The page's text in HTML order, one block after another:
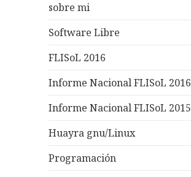
sobre mi
Software Libre
FLISoL 2016
Informe Nacional FLISoL 2016
Informe Nacional FLISoL 2015
Huayra gnu/Linux
Programación